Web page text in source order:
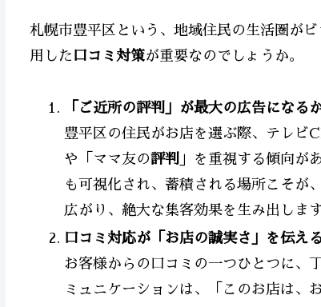
札幌市豊平区という、地域住民の生活圏が
用した 口コミ対策が重要なのでしょうか。
「ご近所の評判」が最大の広告になる
豊平区の住民がお店を選ぶ際、テレビ
や「ママ友の評判 」を重視する傾向が
も可視化され、蓄積される場所こそが
広がり、絶大な集客効果を生み出します
口コミ対応が「お店の誠実さ」を伝え
お客様からの口コミの一つひとつに、
ミュニケーションは、「このお店は、